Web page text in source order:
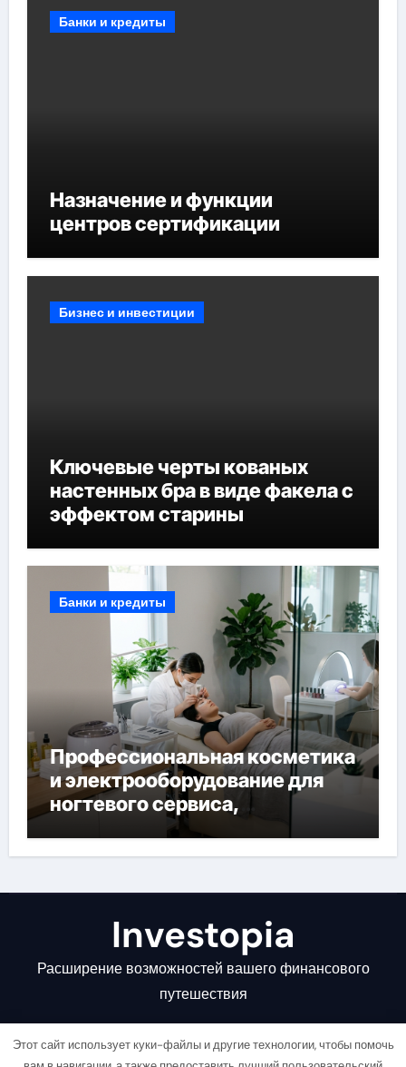
Банки и кредиты
Назначение и функции
центров сертификации
Бизнес и инвестиции
Ключевые черты кованых
настенных бра в виде факела с
эффектом старины
Банки и кредиты
Профессиональная косметика
и электрооборудование для
ногтевого сервиса,
наращивания ресниц и
депиляции
Investopia
Расширение возможностей вашего финансового
путешествия
Этот сайт использует куки-файлы и другие технологии, чтобы помочь